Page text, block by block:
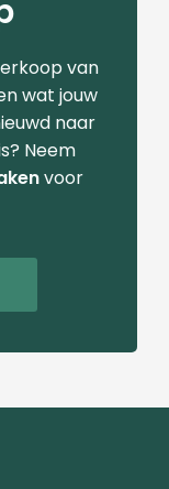
van
wat jouw
naar
Neem
voor